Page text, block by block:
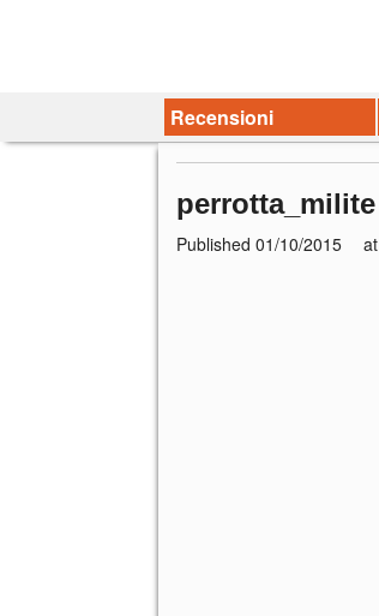
Recensioni
perrotta_milite
Published 01/10/2015 at